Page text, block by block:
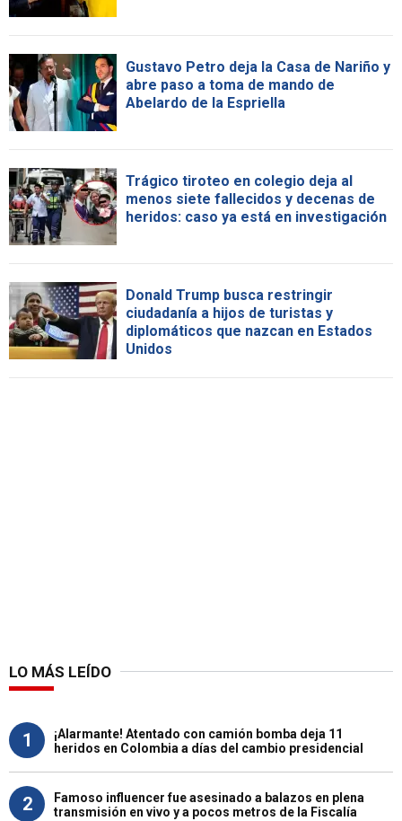
Gustavo Petro deja la Casa de Nariño y
abre paso a toma de mando de
Abelardo de la Espriella
Trágico tiroteo en colegio deja al
menos siete fallecidos y decenas de
heridos: caso ya está en investigación
Donald Trump busca restringir
ciudadanía a hijos de turistas y
diplomáticos que nazcan en Estados
Unidos
LO MÁS LEÍDO
1
¡Alarmante! Atentado con camión bomba deja 11
heridos en Colombia a días del cambio presidencial
2
Famoso influencer fue asesinado a balazos en plena
transmisión en vivo y a pocos metros de la Fiscalía